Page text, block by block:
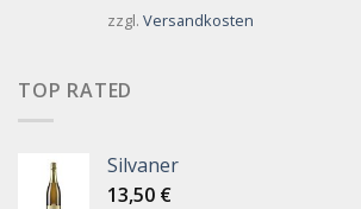
zzgl. Versandkosten
TOP RATED
Silvaner
13,50 €